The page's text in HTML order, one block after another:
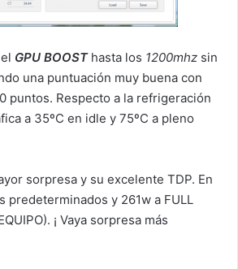
GPU BOOSThasta los 1200mhz sin
una puntuación muy buena con
puntos. Respecto a la refrigeración
a 35ºC en idle y 75ºC a pleno
sorpresa y su excelente TDP. En
predeterminados y 261w a FULL
¡ Vaya sorpresa más